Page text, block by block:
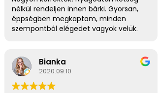
nélkül rendeljen innen bárki. Gyorsan,
éppségben megkaptam, minden
szempontból elégedet vagyok velük.
Bianka
2020.09.10.